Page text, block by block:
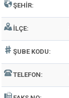
ŞEHIR:
İLÇE:
ŞUBE KODU:
TELEFON: